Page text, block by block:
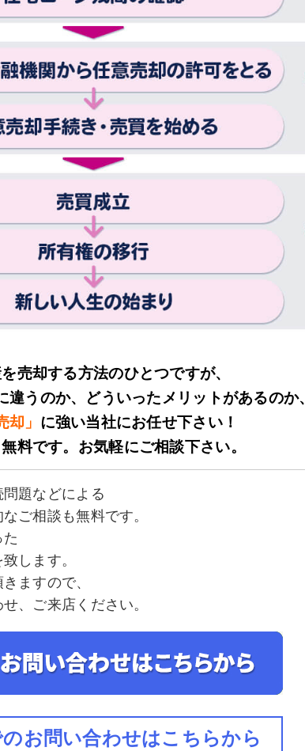
売却する方法のひとつですが、
うのか、どういったメリットがあるのか、
却」 に強い当社にお任せ下さい！
料です。お気軽にご相談下さい。
題などによる
ご相談も無料です。
します。
ますので、
、ご来店ください。
お問い合わせはこちらから